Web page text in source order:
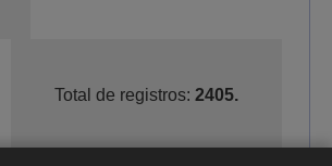
Total de registros: 2405.